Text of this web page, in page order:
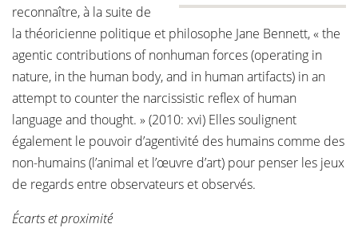
reconnaître, à la suite de
la théoricienne politique et philosophe Jane Bennett, « the
agentic contributions of nonhuman forces (operating in
nature, in the human body, and in human artifacts) in an
attempt to counter the narcissistic reflex of human
language and thought. » (2010: xvi) Elles soulignent
également le pouvoir d’agentivité des humains comme des
non-humains (l’animal et l’œuvre d’art) pour penser les jeux
de regards entre observateurs et observés.
Écarts et proximité